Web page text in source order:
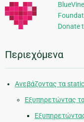
Donate
Περιεχόμενα
Ανεβάζοντας τα
Εξυπηρετώντας